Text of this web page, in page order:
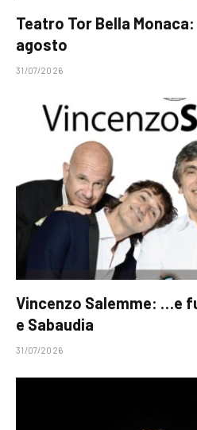
Teatro Tor Bella
agosto
31/07/2026
Vincenzo Salemme: …e
e Sabaudia
31/07/2026